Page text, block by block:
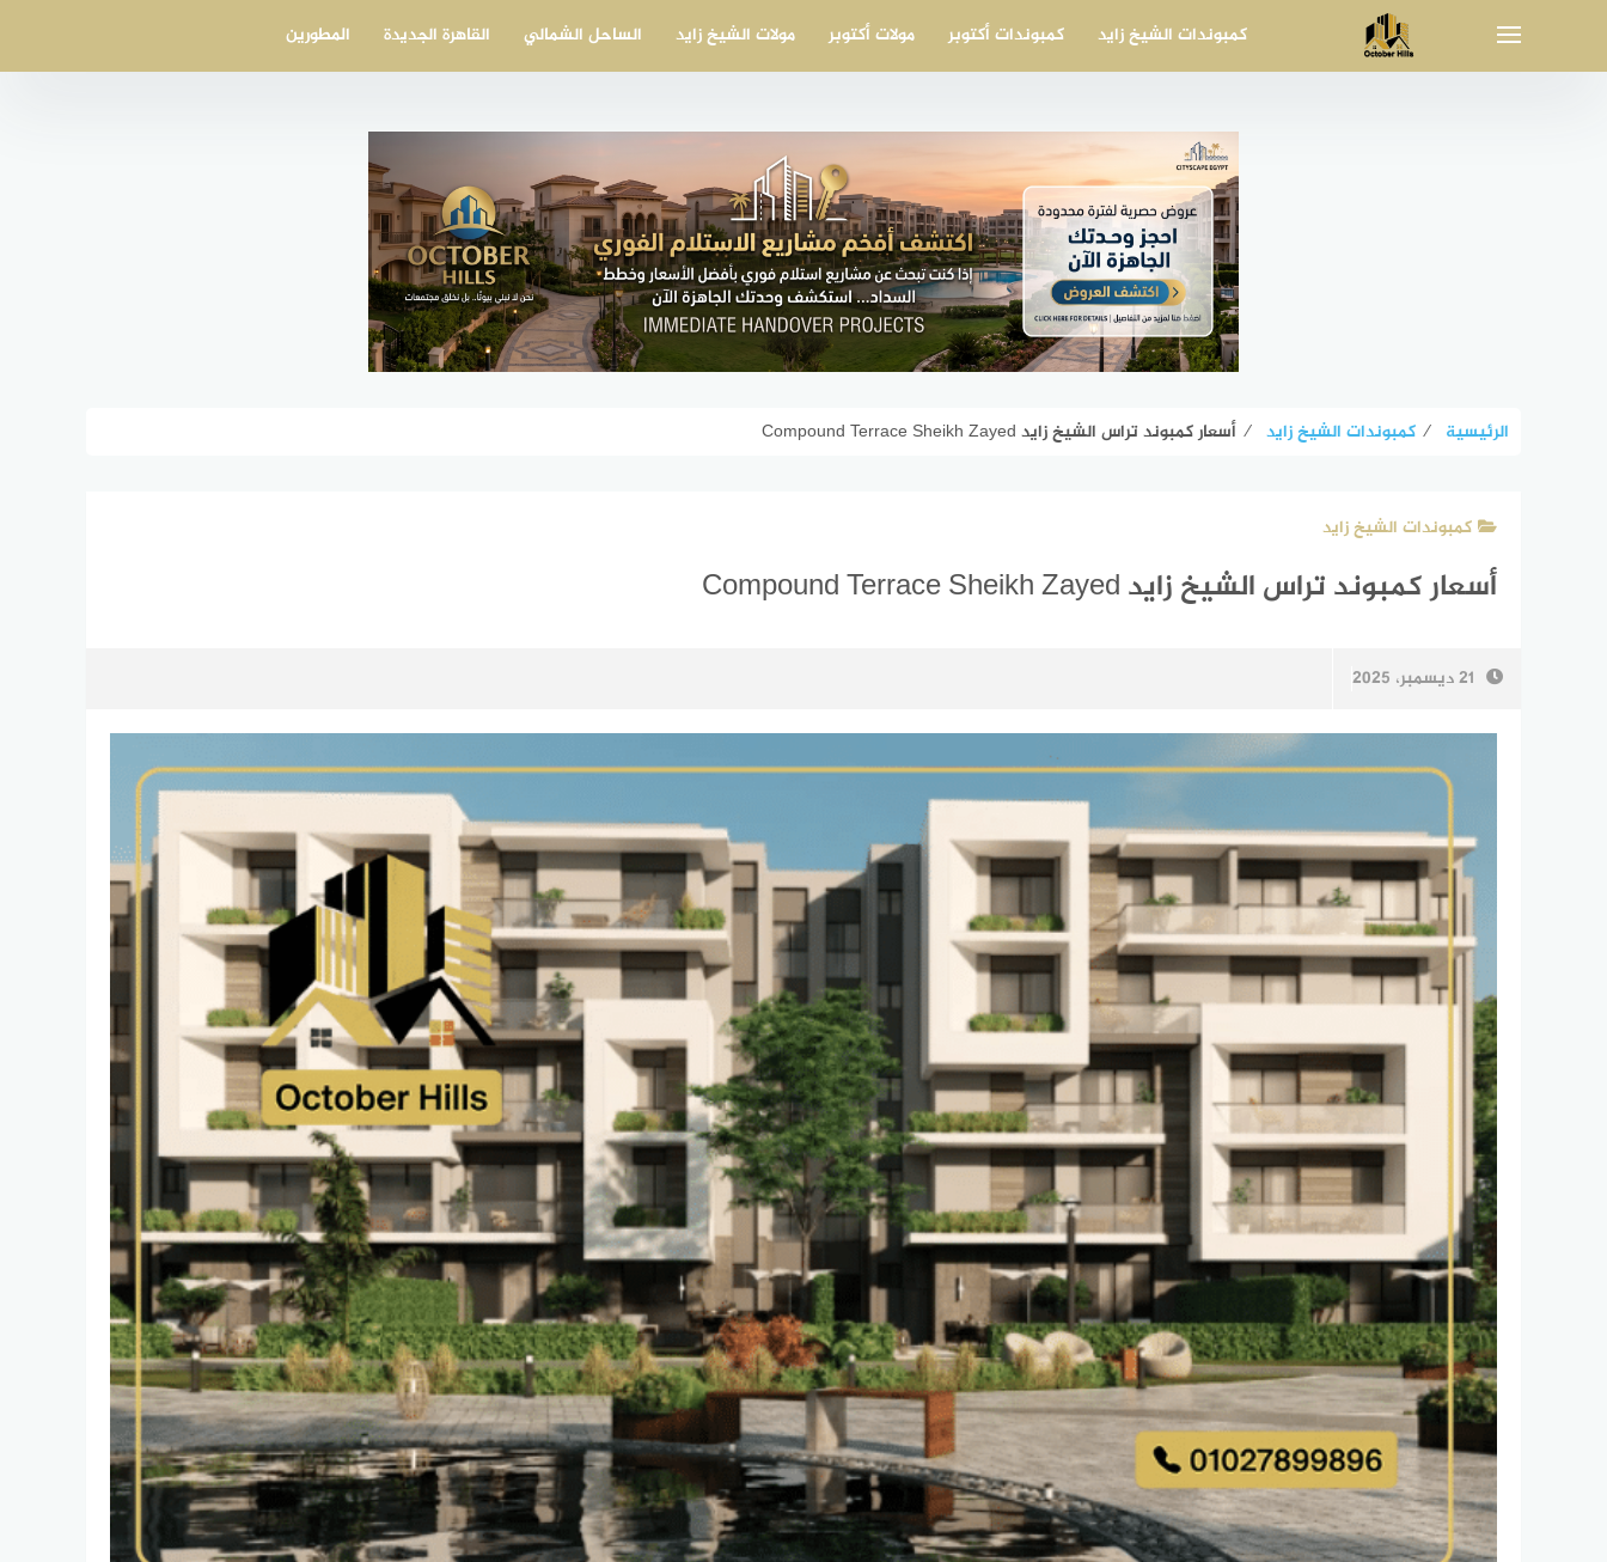
كمبوندات الشيخ زايد كمبوندات أكتوبر مولات أكتوبر مولات الشيخ زايد الساحل الشمالي القاهرة الجديدة المطورين
الرئيسية ⁄ كمبوندات الشيخ زايد ⁄ أسعار كمبوند تراس الشيخ زايد Compound Terrace Sheikh Zayed
كمبوندات الشيخ زايد
أسعار كمبوند تراس الشيخ زايد Compound Terrace Sheikh Zayed
21 ديسمبر، 2025